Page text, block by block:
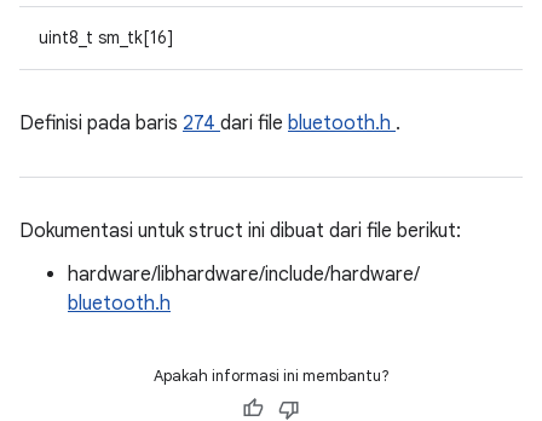
uint8_t sm_tk[16]
Definisi pada baris 274 dari file bluetooth.h .
Dokumentasi untuk struct ini dibuat dari file berikut:
hardware/libhardware/include/hardware/
bluetooth.h
Apakah informasi ini membantu?